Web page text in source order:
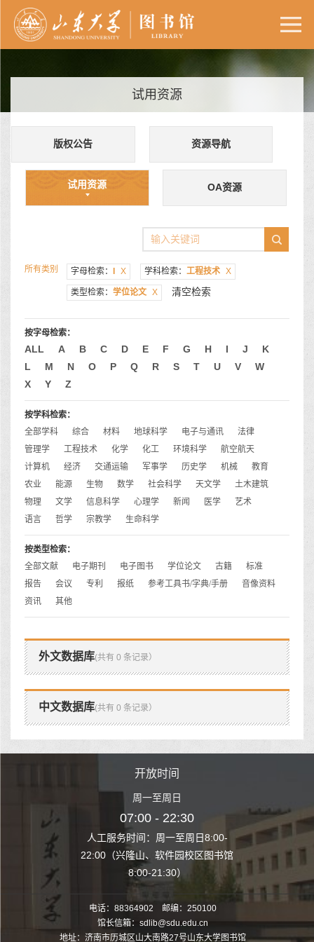
试用资源
版权公告 资源导航
试用资源 OA资源
所有类别 字母检索： X 学科检索： 工程技术 X
类型检索： 学位论文 X 清空检索
按字母检索：
ALL A B C D E F G H I J
K
L
M N O P Q R S T U V
W
X
Y Z
按学科检索：
全部学科
综合 材料 地球科学 电子与通讯
法律
管理学
工程技术 化学 化工 环境科学
航空航天
计算机
经济 交通运输 军事学 历史学 机械
教育
农业
能源 生物 数学 社会科学 天文学
土木建筑
物理
文学 信息科学 心理学 新闻 医学
艺术
语言
哲学 宗教学 生命科学
按类型检索：
全部文献
电子期刊 电子图书 学位论文 古籍
标准
报告
会议 专利 报纸 参考工具书/字典/手册
音像资料
资讯
其他
外文数据库(共有 0 条记录）
中文数据库(共有 0 条记录）
至周日8:00-
园校区图书馆
开放时间
周一至周日
07:00 - 22:30
人工服务时间：周一至周日8:00-
22:00（兴隆山、软件园校区图书馆
8:00-21:30）
人工服务时间
22:00（兴隆山
电话：88364902 邮编：250100
馆长信箱：sdlib@sdu.edu.cn
地址：济南市历城区山大南路27号山东大学图书馆